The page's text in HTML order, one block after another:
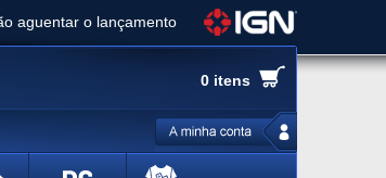
aguentar o lançamento
receber novo conteúdo
Ghost of Yotei - Análise
Snake Eater - Análise
0 itens